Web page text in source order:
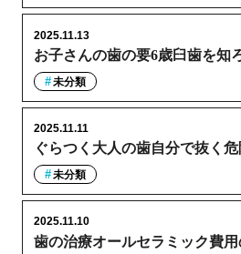
お子さんの歯の要6歳臼歯を知
2025.11.13
未分類
ぐらつく大人の歯自分で抜く
2025.11.11
未分類
歯の治療オールセラミック費
2025.11.10